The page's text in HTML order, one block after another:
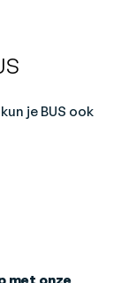
je BUS ook